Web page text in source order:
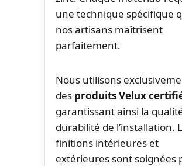
une technique spécifique
nos artisans maîtrisent
parfaitement.
Nous utilisons
des produits Velux
garantissant ainsi la
durabilité de l’installation.
finitions intérieures et
extérieures sont soignées